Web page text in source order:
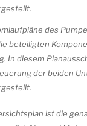
des
beteiligten
In diesem
der beiden